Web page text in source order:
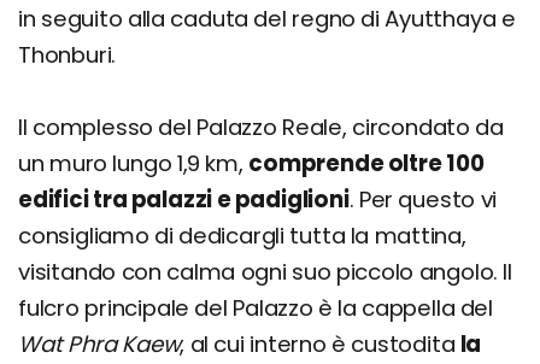
in seguito alla caduta del regno di Ayutthaya e
Thonburi.
Il complesso del Palazzo Reale, circondato da
un muro lungo 1,9 km, comprende oltre 100
edifici tra palazzi e padiglioni. Per questo vi
consigliamo di dedicargli tutta la mattina,
visitando con calma ogni suo piccolo angolo. Il
fulcro principale del Palazzo è la cappella del
Wat Phra Kaew, al cui interno è custodita la